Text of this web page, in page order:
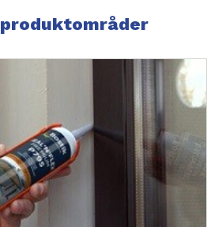
produktområder